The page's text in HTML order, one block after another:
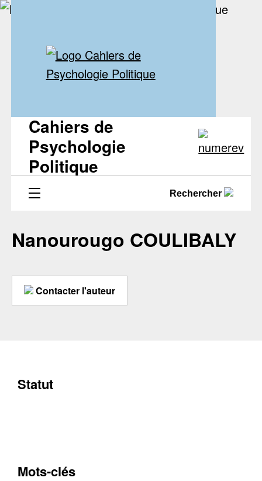
Cahiers de
Psychologie
Politique
Rechercher
Nanourougo COULIBALY
Contacter l'auteur
Statut
Mots-clés